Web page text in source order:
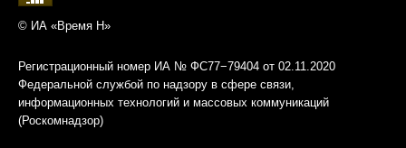
© ИА «Время Н»
Регистрационный номер ИА № ФС77−79404 от 02.11.2020
Федеральной службой по надзору в сфере связи,
информационных технологий и массовых коммуникаций
(Роскомнадзор)